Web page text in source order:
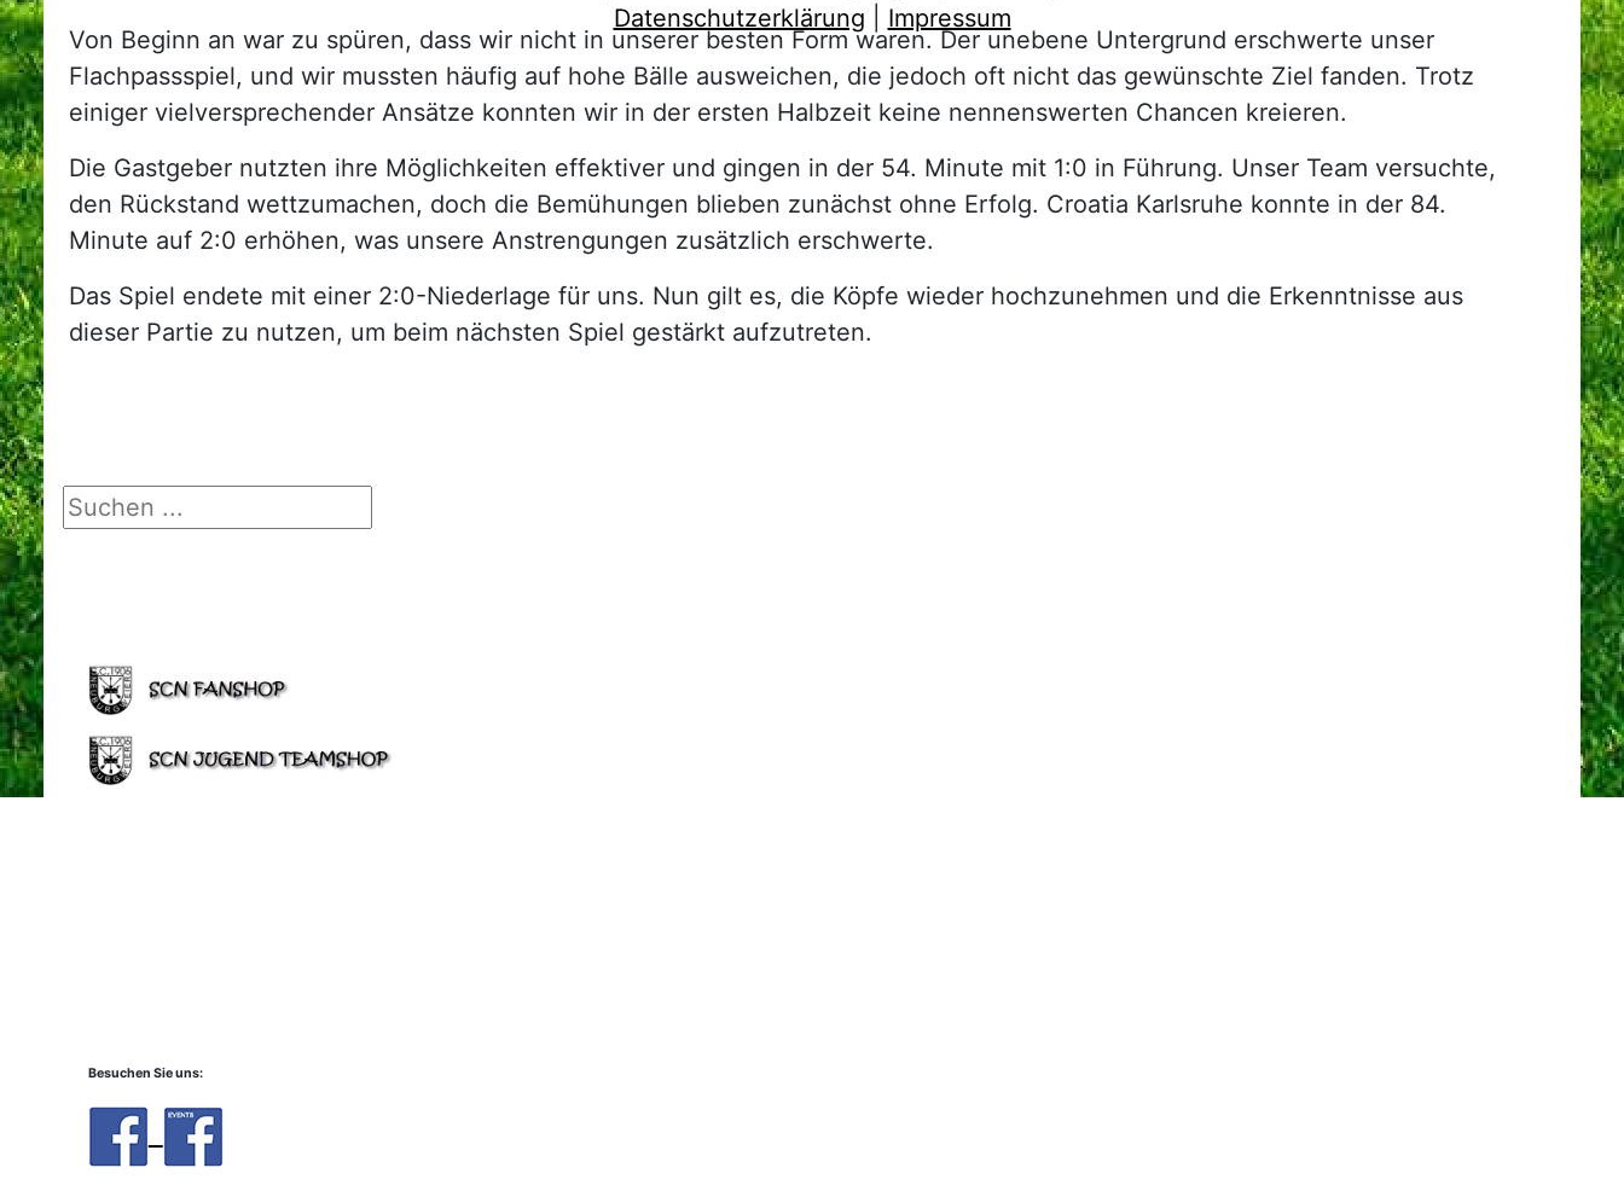
Suchen ...
Besuchen Sie uns:
Von Beginn an war zu spüren, dass wir nicht in unserer besten Form waren. Der unebene Untergrund erschwerte unser
Flachpassspiel, und wir mussten häufig auf hohe Bälle ausweichen, die jedoch oft nicht das gewünschte Ziel fanden. Trotz
einiger vielversprechender Ansätze konnten wir in der ersten Halbzeit keine nennenswerten Chancen kreieren.
Die Gastgeber nutzten ihre Möglichkeiten effektiver und gingen in der 54. Minute mit 1:0 in Führung. Unser Team versuchte,
den Rückstand wettzumachen, doch die Bemühungen blieben zunächst ohne Erfolg. Croatia Karlsruhe konnte in der 84.
Minute auf 2:0 erhöhen, was unsere Anstrengungen zusätzlich erschwerte.
Das Spiel endete mit einer 2:0-Niederlage für uns. Nun gilt es, die Köpfe wieder hochzunehmen und die Erkenntnisse aus
dieser Partie zu nutzen, um beim nächsten Spiel gestärkt aufzutreten.
Datenschutzerklärung Impressum